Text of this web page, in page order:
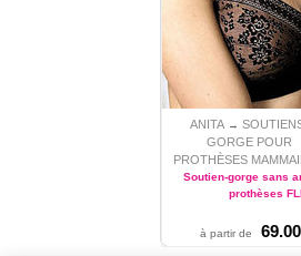
ANITA →
GORGE POUR
PROTHÈSES
Soutien-gorge sans
prothèses
Ref. :5754X
à partir de